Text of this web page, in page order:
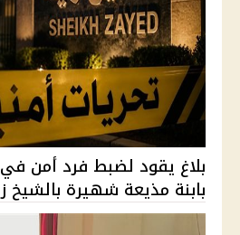
بلاغ يقود لضبط فرد أمن
بابنة مذيعة شهيرة بالشيخ